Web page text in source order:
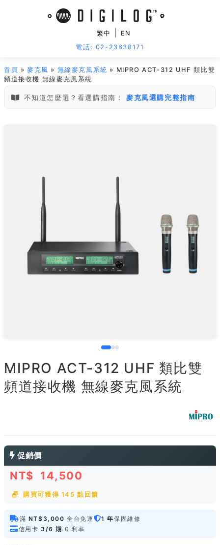
繁中
EN
電話: 02-23638171
首頁 »麥克風 » 無線麥克風系統 » MIPRO ACT-312 UHF 類比雙
頻道接收機 無線麥克風系統
不知道怎麼選？看選購指南： 麥克風選購完整指南
MIPRO ACT-312 UHF 類比雙
頻道接收機 無線麥克風系統
促銷價
NT$ 14,500
購買可獲得 145 點回饋
滿 NT$3,000 全台免運 1 年保固維修
信用卡 3/6 期 0 利率